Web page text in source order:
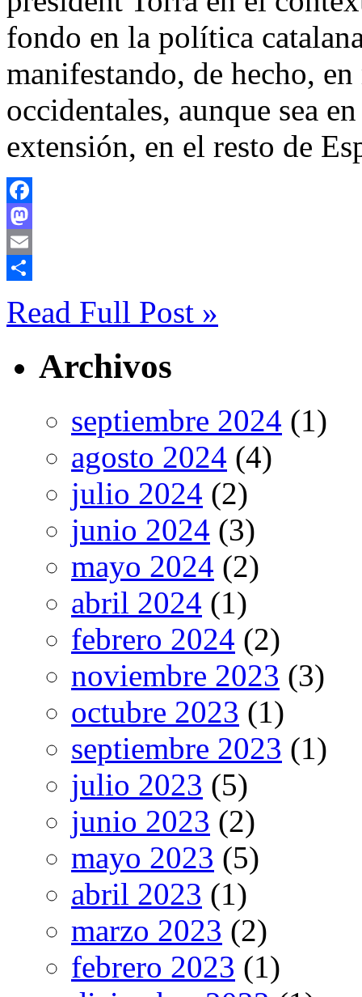
fondo en la política
manifestando, de hecho,
occidentales, aunque sea
extensión, en el resto de
Facebook
Mastodon
Email
Read Full Post »
Archivos
septiembre 2024 (1)
agosto 2024 (4)
julio 2024 (2)
junio 2024 (3)
mayo 2024 (2)
abril 2024 (1)
febrero 2024 (2)
noviembre 2023 (3)
octubre 2023 (1)
septiembre 2023 (1)
julio 2023 (5)
junio 2023 (2)
mayo 2023 (5)
abril 2023 (1)
marzo 2023 (2)
febrero 2023 (1)